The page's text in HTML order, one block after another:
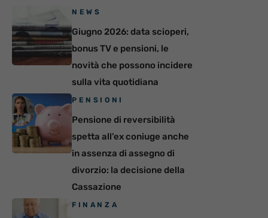
NEWS
Giugno 2026: data scioperi,
bonus TV e pensioni, le
novità che possono incidere
sulla vita quotidiana
PENSIONI
Pensione di reversibilità
spetta all’ex coniuge anche
in assenza di assegno di
divorzio: la decisione della
Cassazione
FINANZA